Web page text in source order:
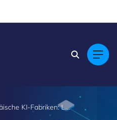
Europäische KI-Fabriken: Luxemburg ausgewählt